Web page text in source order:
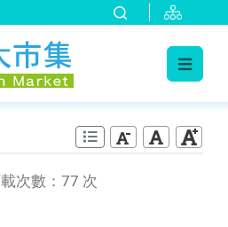
次數：77 次